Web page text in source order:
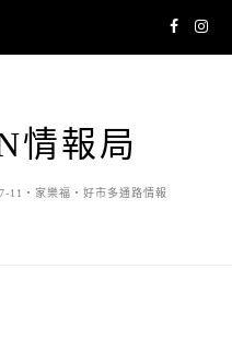
情報局
11・家樂福・好市多通路情報